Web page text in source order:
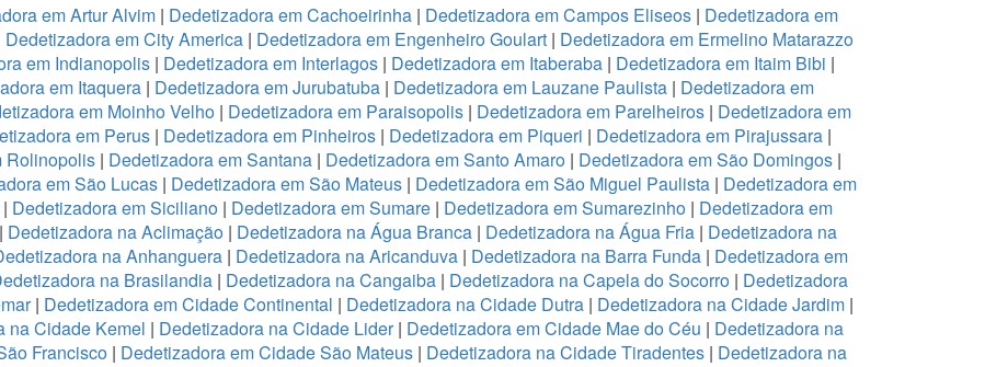
em Artur Alvim | Dedetizadora em Cachoeirinha | Dedetizadora em Campos Eliseos | Dedetizadora em
Dedetizadora em City America | Dedetizadora em Engenheiro Goulart | Dedetizadora em Ermelino Matarazzo
em Indianopolis | Dedetizadora em Interlagos | Dedetizadora em Itaberaba | Dedetizadora em Itaim Bibi |
em Itaquera | Dedetizadora em Jurubatuba | Dedetizadora em Lauzane Paulista | Dedetizadora em
em Moinho Velho | Dedetizadora em Paraisopolis | Dedetizadora em Parelheiros | Dedetizadora em
em Perus | Dedetizadora em Pinheiros | Dedetizadora em Piqueri | Dedetizadora em Pirajussara |
Rolinopolis| Dedetizadora em Santana| Dedetizadora em Santo Amaro| Dedetizadora em São Domingos|
em São Lucas| Dedetizadora em São Mateus | Dedetizadora em São Miguel Paulista| Dedetizadora em
| Dedetizadora em Siciliano | Dedetizadora em Sumare | Dedetizadora em Sumarezinho | Dedetizadora em
Dedetizadora na Aclimação| Dedetizadora na Água Branca| Dedetizadora na Água Fria| Dedetizadora na
na Anhanguera | Dedetizadora na Aricanduva | Dedetizadora na Barra Funda | Dedetizadora em
na Brasilandia| Dedetizadora na Cangaiba| Dedetizadora na Capela do Socorro | Dedetizadora
| Dedetizadora em Cidade Continental | Dedetizadora na Cidade Dutra | Dedetizadora na Cidade Jardim|
na Cidade Kemel | Dedetizadora na Cidade Lider| Dedetizadora em Cidade Mae do Céu | Dedetizadora na
Francisco | Dedetizadora em Cidade São Mateus| Dedetizadora na Cidade Tiradentes| Dedetizadora na